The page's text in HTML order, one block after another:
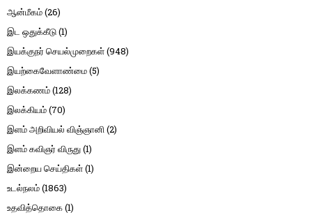
ஆன்மீகம்(26)
இட ஒதுக்கீடு(1)
இயக்குநர் செயல்முறைகள்(948)
இயற்கைவேளாண்மை(5)
இலக்கணம்(128)
இலக்கியம்(70)
இளம் அறிவியல் விஞ்ஞானி(2)
இளம் கவிஞர் விருது(1)
இன்றைய செய்திகள்(1)
உடல்நலம்(1863)
உதவித்தொகை(1)